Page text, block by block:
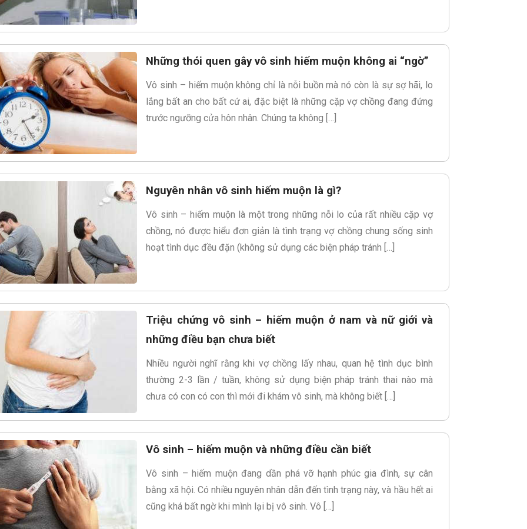
Những thói quen gây vô sinh hiếm muộn không ai “ngờ”
Vô sinh – hiếm muộn không chỉ là nỗi buồn mà nó còn là sự sợ hãi, lo
lắng bất an cho bất cứ ai, đặc biệt là những cặp vợ chồng đang đứng
trước ngưỡng cửa hôn nhân. Chúng ta không […]
Nguyên nhân vô sinh hiếm muộn là gì?
Vô sinh – hiếm muộn là một trong những nỗi lo của rất nhiều cặp vợ
chồng, nó được hiểu đơn giản là tình trạng vợ chồng chung sống sinh
hoạt tình dục đều đặn (không sử dụng các biện pháp tránh […]
Triệu chứng vô sinh – hiếm muộn ở nam và nữ giới và
những điều bạn chưa biết
Nhiều người nghĩ rằng khi vợ chồng lấy nhau, quan hệ tình dục bình
thường 2-3 lần / tuần, không sử dụng biện pháp tránh thai nào mà
chưa có con có con thì mới đi khám vô sinh, mà không biết […]
Vô sinh – hiếm muộn và những điều cần biết
Vô sinh – hiếm muộn đang dần phá vỡ hạnh phúc gia đình, sự cân
bằng xã hội. Có nhiều nguyên nhân dẫn đến tình trạng này, và hầu hết ai
cũng khá bất ngờ khi mình lại bị vô sinh. Vô […]